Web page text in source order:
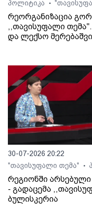
პოლიტიკა •
რეორგანიზაცია
,,თავისუფალი
და ლექსო
30-07-2026 20:22
"თავისუფალი თემა"
•
რეგიონში
- გადაცემა
ბულისკერია